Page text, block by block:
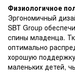
Физиологичное
Эргономичный
SBT Group
спины младенца.
оптимально
хорошую
маленьких детей,